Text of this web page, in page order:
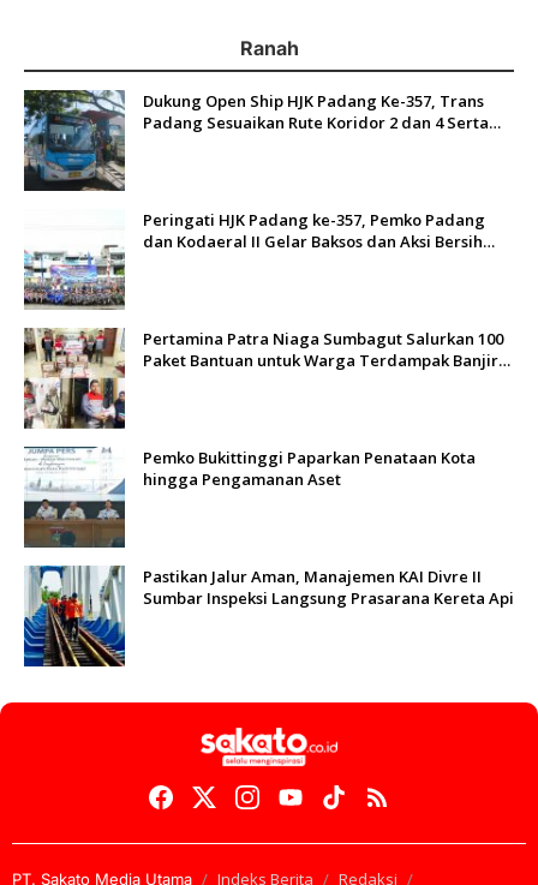
Ranah
Dukung Open Ship HJK Padang Ke-357, Trans
Padang Sesuaikan Rute Koridor 2 dan 4 Serta
Peringati HJK Padang ke-357, Pemko Padang
dan Kodaeral II Gelar Baksos dan Aksi Bersih
Pertamina Patra Niaga Sumbagut Salurkan 100
Paket Bantuan untuk Warga Terdampak Banjir
Pemko Bukittinggi Paparkan Penataan Kota
hingga Pengamanan Aset
Pastikan Jalur Aman, Manajemen KAI Divre II
Sumbar Inspeksi Langsung Prasarana Kereta Api
PT. Sakato Media Utama Indeks Berita Redaksi